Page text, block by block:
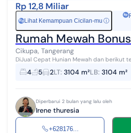
Rp 12,8 Miliar
Rp Lihat Kemampuan Cicilan-mu ⓘ
Rumah Mewah
Cikupa, Tangerang
DiJual Cepat Hunian Mewah dan berikut
Permata Cikupa Tangerang Luas Tanah: 3.104 m² Full Bangunan Fully
Furnished 3 1/2 La...
4 5 2LT: 3104 m²LB: 3104 m²
Diperbarui 2 bulan yang lalu oleh
Irene thuresia
+628176...